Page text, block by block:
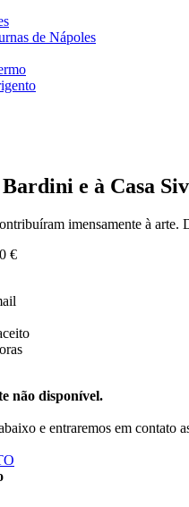
de Nápoles
e à Casa
imensamente à
€
não disponível.
e entraremos em contato